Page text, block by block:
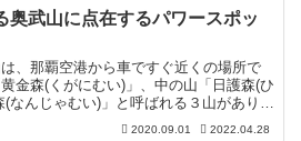
武山に点在するパワースポッ
、那覇空港から車ですぐ近くの場所で
金森(くがにむい)」、中の山「日護森(ひ
なんじゃむい)」と呼ばれる３山があり、
ます。琉球八社の沖宮や...
2020.09.01 2022.04.28